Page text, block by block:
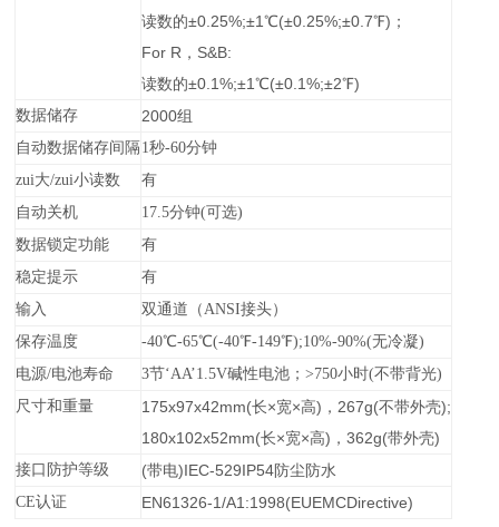
读数的±0.25%;±1℃(±0.25%;±0.7℉)；
For R ，S&B:
读数的±0.1%;±1℃(±0.1%;±2℉)
数据储存 2000组
自动数据储存间隔 1秒-60分钟
zui大/zui小读数
有
自动关机
17.5分钟(可选)
数据锁定功能
有
稳定提示
有
输入
双通道（ANSI接头）
保存温度
-40℃-65℃(-40℉-149℉);10%-90%(无冷凝)
电源/电池寿命
3节‘AA’1.5V碱性电池 ；>750小时(不带背光)
尺寸和重量
175x97x42mm(长×宽×高)，267g(不带外壳);
180x102x52mm(长×宽×高)，362g(带外壳)
接口防护等级 (带电)IEC-529IP54防尘防水
CE认证 EN61326-1/A1:1998(EUEMCDirective)